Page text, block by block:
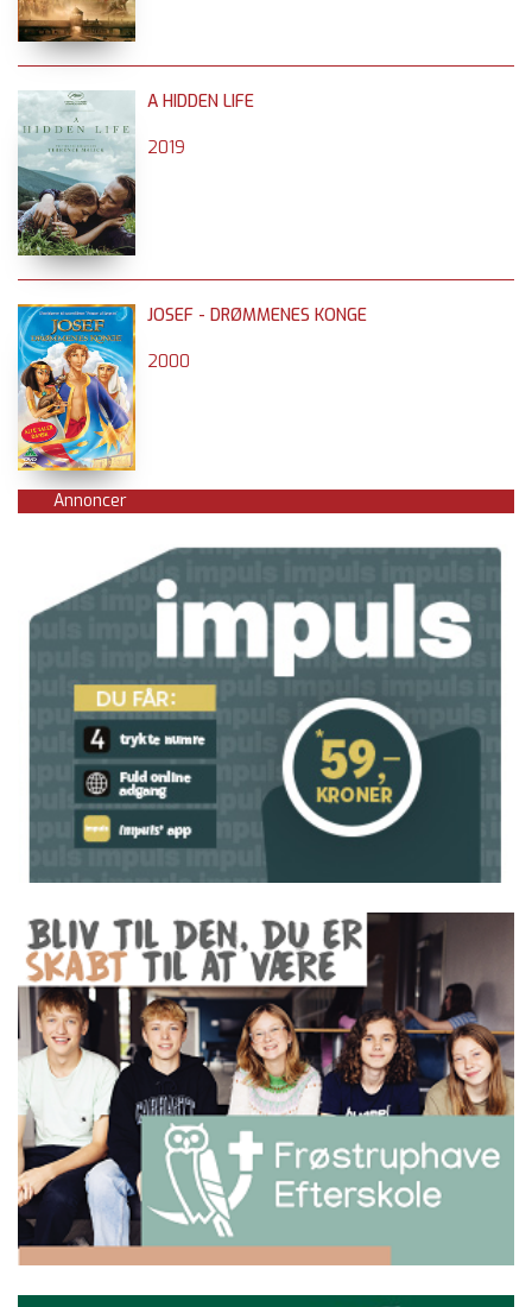
A HIDDEN LIFE
2019
JOSEF - DRØMMENES KONGE
2000
Annoncer